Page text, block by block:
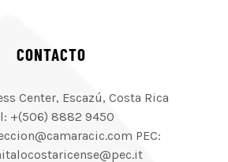
CONTACTO
Center, Escazú, Costa Rica
+(506) 8882 9450
PEC: